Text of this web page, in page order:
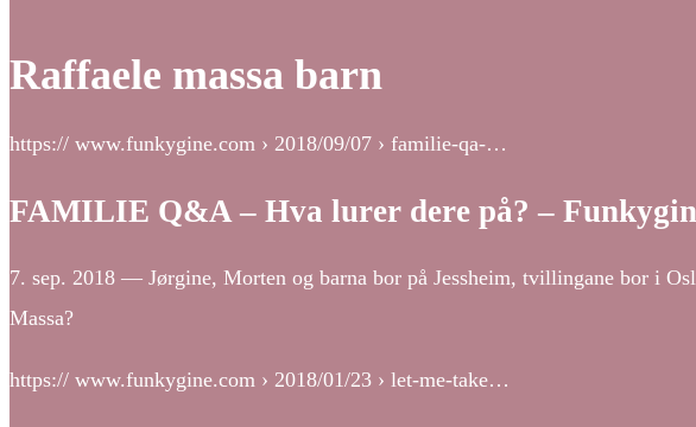
Raffaele massa barn
https:// www.funkygine.com › 2018/09/07 › familie-qa-…
FAMILIE Q&A – Hva lurer dere på? –
7. sep. 2018 — Jørgine, Morten og barna bor på Jessheim, tvillingane bor i
Massa?
https:// www.funkygine.com › 2018/01/23 › let-me-take…